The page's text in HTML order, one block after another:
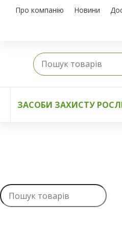
Про компанію Новини
ЗАСОБИ ЗАХИСТУ